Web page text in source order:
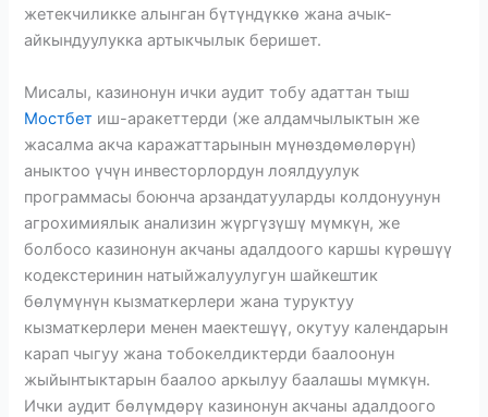
жетекчиликке алынган бүтүндүккө жана ачык-
айкындуулукка артыкчылык беришет.
Мисалы, казинонун ички аудит тобу адаттан тыш
Мостбет иш-аракеттерди (же алдамчылыктын же
жасалма акча каражаттарынын мүнөздөмөлөрүн)
аныктоо үчүн инвесторлордун лоялдуулук
программасы боюнча арзандатууларды колдонуунун
агрохимиялык анализин жүргүзүшү мүмкүн, же
болбосо казинонун акчаны адалдоого каршы күрөшүү
кодекстеринин натыйжалуулугун шайкештик
бөлүмүнүн кызматкерлери жана туруктуу
кызматкерлери менен маектешүү, окутуу календарын
карап чыгуу жана тобокелдиктерди баалоонун
жыйынтыктарын баалоо аркылуу баалашы мүмкүн.
Ички аудит бөлүмдөрү казинонун акчаны адалдоого